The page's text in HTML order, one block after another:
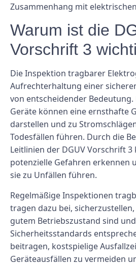
Zusammenhang mit
Warum ist die
Vorschrift 3
Die Inspektion tragbarer
Aufrechterhaltung einer
von entscheidender
Geräte können eine ernsthafte
darstellen und zu
Todesfällen führen. Durch die
Leitlinien der DGUV Vorschrift
potenzielle Gefahren erkennen
sie zu Unfällen führen.
Regelmäßige Inspektionen
tragen dazu bei,
gutem Betriebszustand sind
Sicherheitsstandards
beitragen, kostspielige
Geräteausfällen zu vermeiden